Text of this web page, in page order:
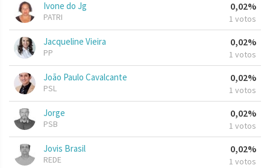
Ivone do Jg
PATRI
0,02%
1 votos
Jacqueline Vieira
PP
0,02%
1 votos
João Paulo Cavalcante
PSL
0,02%
1 votos
Jorge
PSB
0,02%
1 votos
Jovis Brasil
REDE
0,02%
1 votos